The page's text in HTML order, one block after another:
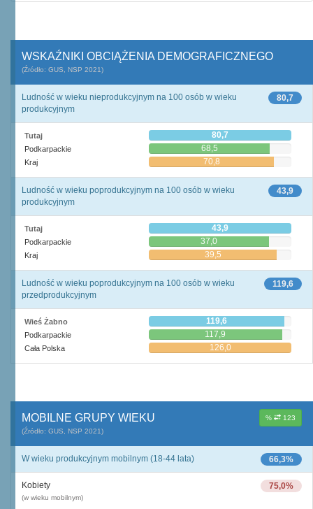
WSKAŹNIKI OBCIĄŻENIA DEMOGRAFICZNEGO
(Źródło: GUS, NSP 2021)
80,7
Ludność w wieku nieprodukcyjnym na 100 osób w wieku
produkcyjnym
Tutaj 80,7
Podkarpackie 68,5
Kraj 70,8
43,9
Ludność w wieku poprodukcyjnym na 100 osób w wieku
produkcyjnym
Tutaj 43,9
Podkarpackie 37,0
Kraj 39,5
119,6
Ludność w wieku poprodukcyjnym na 100 osób w wieku
przedprodukcyjnym
Wieś Żabno 119,6
Podkarpackie 117,9
Cała Polska 126,0
% 123
MOBILNE GRUPY WIEKU
(Źródło: GUS, NSP 2021)
66,3%
W wieku produkcyjnym mobilnym (18-44 lata)
75,0%
Kobiety
(w wieku mobilnym)